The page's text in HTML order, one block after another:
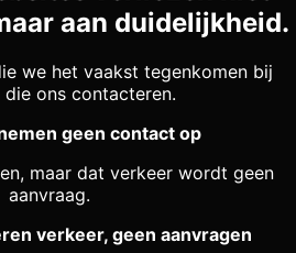
aan duidelijkheid.
we het vaakst tegenkomen bij
die ons contacteren.
geen contact op
maar dat verkeer wordt geen
aanvraag.
verkeer, geen aanvragen